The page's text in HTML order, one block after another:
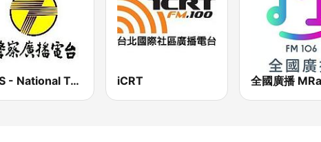
PBS - National Transportation iCRT 全國廣播